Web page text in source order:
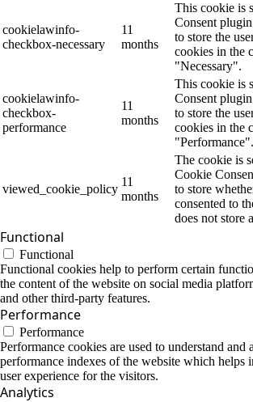
cookielawinfo-
checkbox-necessary
11
months
This cookie is
Consent
to store the
cookies in the
"Necessary".
cookielawinfo-
checkbox-
performance
11
months
This cookie is
Consent
to store the
cookies in the
"Performance".
viewed_cookie_policy
11
months
The cookie is
Cookie
to store
consented to
does not store
Functional
Functional
Functional cookies help to perform certain
the content of the website on social media
and other third-party features.
Performance
Performance
Performance cookies are used to understand and
performance indexes of the website which helps
user experience for the visitors.
Analytics